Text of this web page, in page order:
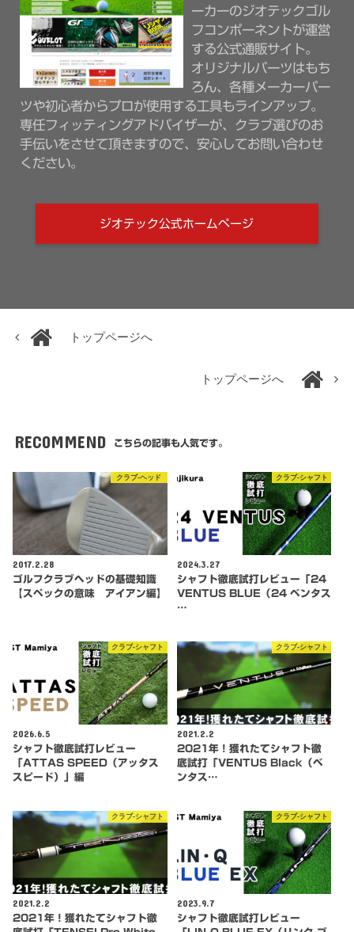
ーカーのジオテックゴル
フコンポーネントが運営
する公式通販サイト。
オリジナルパーツはもち
ろん、各種メーカーパー
ツや初心者からプロが使用する工具もラインアップ。
専任フィッティングアドバイザーが、クラブ選びのお
手伝いをさせて頂きますので、安心してお問い合わせ
ください。
ジオテック公式ホームページ
トップページへ
トップページへ
RECOMMEND こちらの記事も人気です。
クラブ-ヘッド
2017.2.28
ゴルフクラブヘッドの基礎知識
【スペックの意味 アイアン編】
クラブ-シャフト
2024.3.27
シャフト徹底試打レビュー「24
VENTUS BLUE（24 ベンタス
…
クラブ-シャフト
2026.6.5
シャフト徹底試打レビュー
「ATTAS SPEED（アッタス
スピード）」編
クラブ-シャフト
2021.2.2
2021年！獲れたてシャフト徹
底試打「VENTUS Black（ベ
ンタス…
クラブ-シャフト
2021.2.2
2021年！獲れたてシャフト徹
クラブ-シャフト
2023.9.7
シャフト徹底試打レビュー